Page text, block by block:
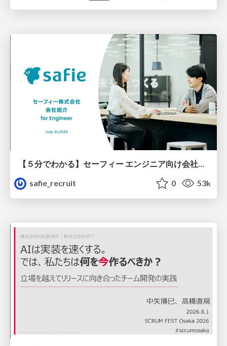
【５分でわかる】セーフィー エンジニア向け会社紹介
safie_recruit
0 53k